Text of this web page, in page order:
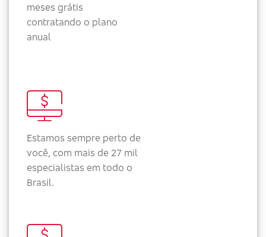
meses grátis
contratando o plano
anual
Estamos sempre perto de
você, com mais de 27 mil
especialistas em todo o
Brasil.